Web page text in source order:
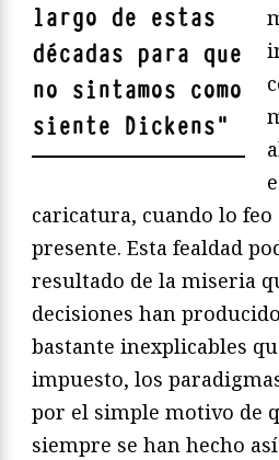
largo de estas
décadas para que
no sintamos como
siente Dickens"
caricatura, cuando lo feo
presente. Esta fealdad
resultado de la miseria
decisiones han
bastante inexplicables
impuesto, los
por el simple motivo de
siempre se han hecho